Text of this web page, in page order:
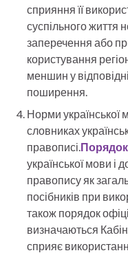
сприяння її
суспільного життя
заперечення або
користування
меншин у
поширення.
Норми
словниках
правописі. Порядок
української мови і
правопису як
посібників при
також порядок
визначаються
сприяє